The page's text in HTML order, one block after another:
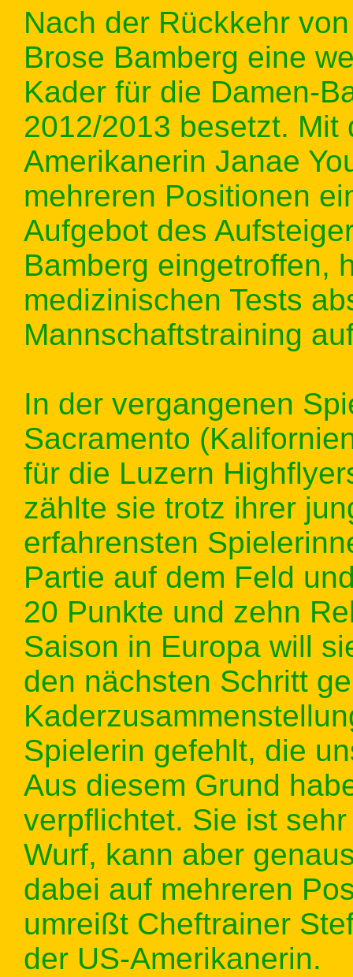
Nach der Rückkehr
Brose Bamberg eine
Kader für die Damen-
2012/2013 besetzt. Mit
Amerikanerin Janae
mehreren Positionen
Aufgebot des
Bamberg eingetroffen,
medizinischen Tests
Mannschaftstraining
In der vergangenen
Sacramento
für die Luzern
zählte sie trotz ihrer
erfahrensten
Partie auf dem Feld
20 Punkte und zehn
Saison in Europa will
den nächsten Schritt
Spielerin gefehlt, die
Aus diesem Grund
verpflichtet. Sie ist
Wurf, kann aber
dabei auf mehreren
umreißt Cheftrainer
der US-Amerikanerin.